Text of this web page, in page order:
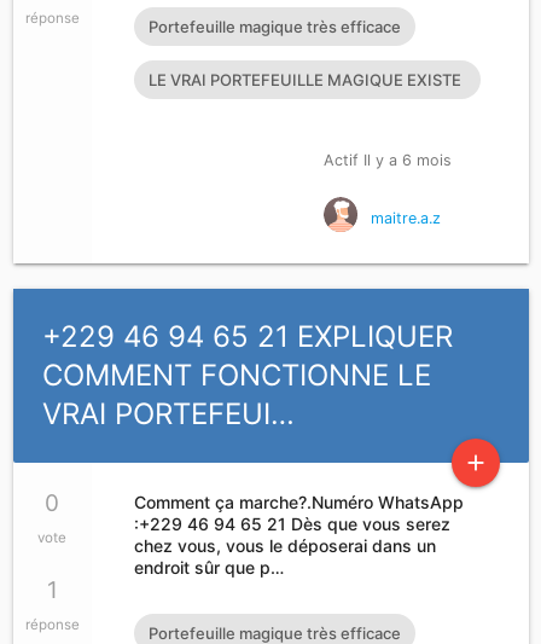
réponse Portefeuille magique très efficace
LE VRAI PORTEFEUILLE MAGIQUE EXISTE
Actif Il y a 6 mois
maitre.a.z
+229 46 94 65 21 EXPLIQUER
COMMENT FONCTIONNE LE
VRAI PORTEFEUI…
add
0
vote
1
réponse
Comment ça marche?.Numéro WhatsApp
:+229 46 94 65 21 Dès que vous serez
chez vous, vous le déposerai dans un
endroit sûr que p…
Portefeuille magique très efficace